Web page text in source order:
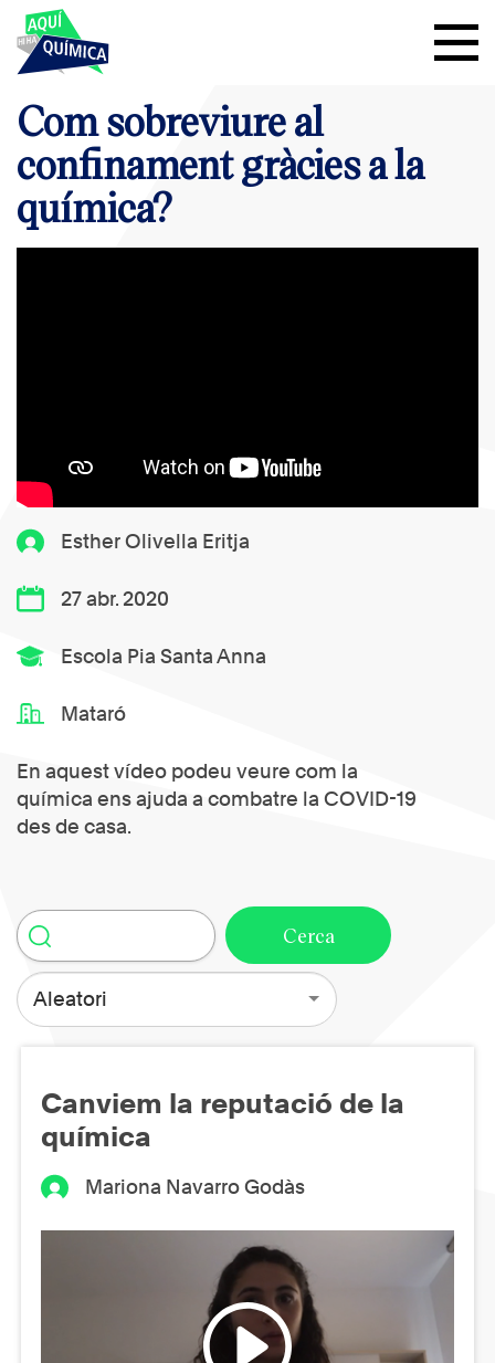
Esther Olivella Eritja
27 abr. 2020
Escola Pia Santa Anna
Mataró
En aquest vídeo podeu veure com la
química ens ajuda a combatre la COVID-19
des de casa.
Com sobreviure al
confinament gràcies a la
química?
Aleatori
Canviem la reputació de la
química
Mariona Navarro Godàs